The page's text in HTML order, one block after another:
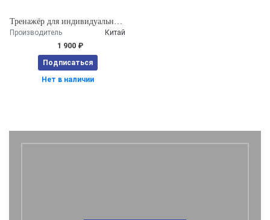
Производитель Китай
1 900 ₽
Подписаться
Нет в наличии